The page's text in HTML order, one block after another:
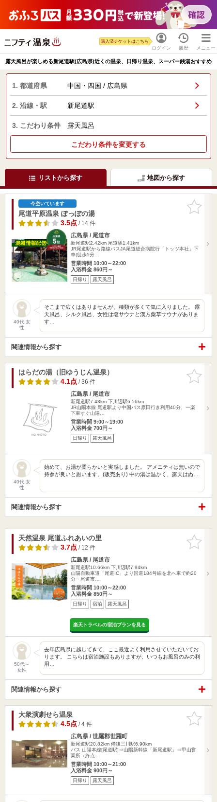
ログイン
購入済チケットはこちら
履歴 メニュー
露天風呂が楽しめる新尾道駅(広島県)近くの温泉、日帰り温泉、スーパー銭湯おすすめ
1. 都道府県 中国・四国 / 広島県
2. 沿線・駅 新尾道駅
3. こだわり条件 露天風呂
こだわり条件を変更する
リストから探す 地図から探す
お気に入
りに追加
今空いています
尾道平原温泉 ぽっぽの湯
3.5点/ 14 件
広島県 / 尾道市
新尾道駅2.42km 尾道駅1.41km
JR尾道駅から路線バスJA尾道総合病院行「トッツ本社」下
車(徒歩5分…
営業時間 10:00～22:00
入浴料金 860円～
日帰り 露天風呂
40代 女
性
そこまで広くはありませんが、種類が多くて気に入りました。 露
天風呂、シルク風呂、女性は塩サウナと漢方薬草サウナがありま
す…
関連情報から探す
お気に入
りに追加
はらだの湯（旧ゆうじん温泉）
4.1点/ 36 件
広島県 / 尾道市
新尾道駅7.43km 下川辺駅6.56km
JR山陽本線 尾道駅より中国バス原田行き利用40分、一楽
下車すぐ山陽…
営業時間 9:00～19:00
入浴料金 700円～
日帰り 露天風呂
40代 女
性
始めて、お湯が柔らかいと実感しました。 アメニティは無いので
持参が良いと思います。(販売あり) 中の湯は温かく、露天はぬ…
関連情報から探す
お気に入
りに追加
天然温泉 尾道ふれあいの里
3.7点/ 12 件
広島県 / 尾道市
新尾道駅10.66km 下川辺駅7.94km
山陽自動車道「尾道IC」より国道184号線を北へ車で約20
分・尾道市…
営業時間 10:00～22:00
入浴料金 850円～
日帰り 宿泊 露天風呂
楽天トラベルの宿泊プランを見る
50代～
女性
去年広島県に越してきて、ここ最近よく利用させていただいてお
ります。 こちらは宿泊施設もありますが、いつもお風呂のみの利
用…
関連情報から探す
お気に入
りに追加
大衆演劇せら温泉
4.5点/ 4 件
広島県 / 世羅郡世羅町
新尾道駅20.82km 備後三川駅6.90km
バス 山陽本線[尾道駅]⇒山陽新幹線「新尾道駅」⇒甲山営
業所（終点…
営業時間 10:00～21:00
入浴料金 900円～
日帰り 露天風呂